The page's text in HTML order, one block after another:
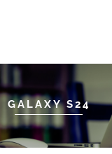
GALAXY S24